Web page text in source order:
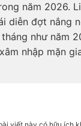
năm 2026.
diễn đợt nắng
tháng như năm
nhập mặn